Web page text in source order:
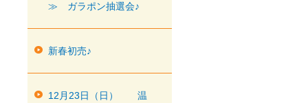
≫ ガラポン抽選会♪
新春初売♪
12月23日（日） 温